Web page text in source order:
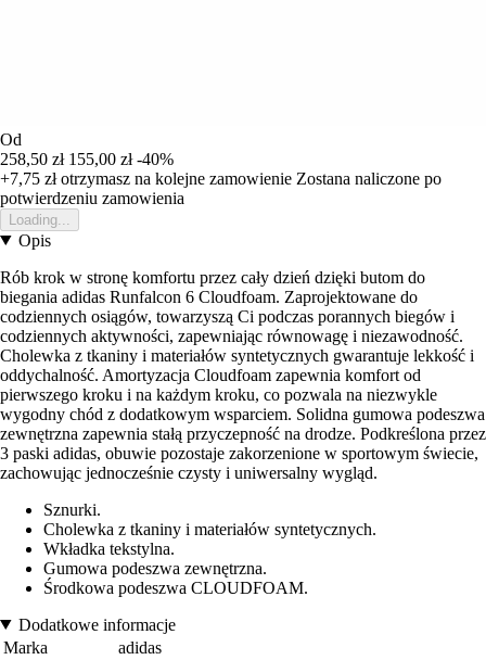
Od
258,50 zł 155,00 zł -40%
+7,75 złotrzymasz na kolejne zamowienie Zostana naliczone po
potwierdzeniu zamowienia
Loading...
Opis
Rób krok w stronę komfortu przez cały dzień dzięki butom do
biegania adidas Runfalcon 6 Cloudfoam. Zaprojektowane do
codziennych osiągów, towarzyszą Ci podczas porannych biegów i
codziennych aktywności, zapewniając równowagę i niezawodność.
Cholewka z tkaniny i materiałów syntetycznych gwarantuje lekkość i
oddychalność. Amortyzacja Cloudfoam zapewnia komfort od
pierwszego kroku i na każdym kroku, co pozwala na niezwykle
wygodny chód z dodatkowym wsparciem. Solidna gumowa podeszwa
zewnętrzna zapewnia stałą przyczepność na drodze. Podkreślona przez
3 paski adidas, obuwie pozostaje zakorzenione w sportowym świecie,
zachowując jednocześnie czysty i uniwersalny wygląd.
Sznurki.
Cholewka z tkaniny i materiałów syntetycznych.
Wkładka tekstylna.
Gumowa podeszwa zewnętrzna.
Środkowa podeszwa CLOUDFOAM.
Dodatkowe informacje
Marka
adidas